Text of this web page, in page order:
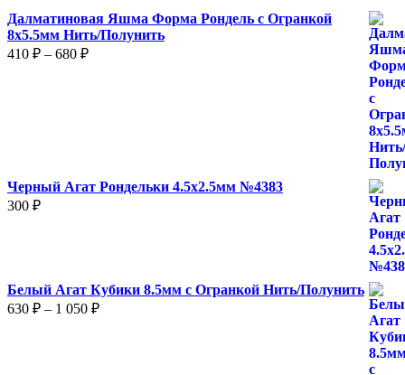
Далматиновая Яшма Форма Рондель с Огранкой
8х5.5мм Нить/Полунить
410 ₽ – 680 ₽Диапазон
Черный Агат Рондельки 4.5х2.5мм №4383
300 ₽
Белый Агат Кубики 8.5мм с Огранкой Нить/Полунить
630 ₽ – 1 050 ₽Диапазон